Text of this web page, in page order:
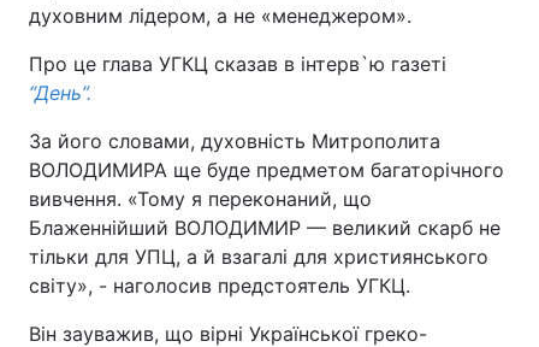
Економіка
Екологія
Львів
духовним лідером, а не «менеджером».
Про це глава УГКЦ сказав в інтерв`ю газеті
“День”.
За його словами, духовність Митрополита
ВОЛОДИМИРА ще буде предметом багаторічного
вивчення. «Тому я переконаний, що
Блаженнійший ВОЛОДИМИР — великий скарб не
тільки для УПЦ, а й взагалі для християнського
світу», - наголосив предстоятель УГКЦ.
Він зауважив, що вірні Української греко-